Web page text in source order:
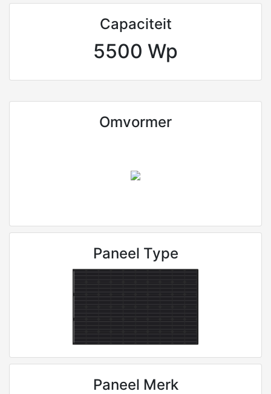
Capaciteit
5500 Wp
Omvormer
Paneel Type
Paneel Merk